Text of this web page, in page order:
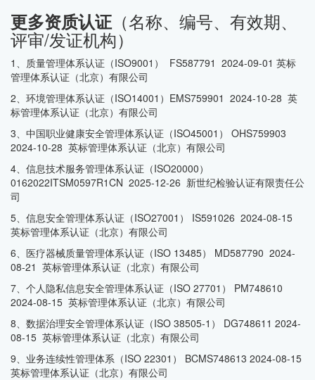
更多资质认证（名称、编号、有效期、
评审/发证机构）
1、质量管理体系认证（ISO9001） FS587791 2024-09-01 英标
管理体系认证（北京）有限公司
2、环境管理体系认证（ISO14001）EMS759901 2024-10-28 英
标管理体系认证（北京）有限公司
3、中国职业健康安全管理体系认证（ISO45001） OHS759903
2024-10-28 英标管理体系认证（北京）有限公司
4、信息技术服务管理体系认证（ISO20000）
0162022ITSM0597R1CN 2025-12-26 新世纪检验认证有限责任公
司
5、信息安全管理体系认证（ISO27001） IS591026 2024-08-15
英标管理体系认证（北京）有限公司
6、医疗器械质量管理体系认证（ISO 13485） MD587790 2024-
08-21 英标管理体系认证（北京）有限公司
7、个人隐私信息安全管理体系认证（ISO 27701） PM748610
2024-08-15 英标管理体系认证（北京）有限公司
8、数据治理安全管理体系认证（ISO 38505-1） DG748611 2024-
08-15 英标管理体系认证（北京）有限公司
9、业务连续性管理体系（ISO 22301） BCMS748613 2024-08-15
英标管理体系认证（北京）有限公司